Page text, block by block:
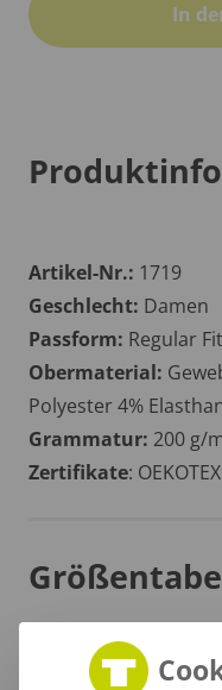
In
Produktinfo
Artikel-Nr.: 1719
Geschlecht: Damen
Passform: Regular Fit
Obermaterial:
Polyester 4%
Grammatur: 200 g/
Zertifikate: